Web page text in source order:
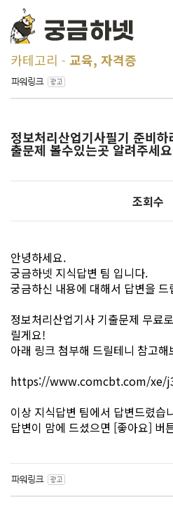
카테고리 교육, 자격증
정보처리산업기사필기 준비
출문제 볼수있는곳 알려주세
조회수
안녕하세요.
궁금하넷 지식답변 팀 입니다.
궁금하신 내용에 대해서 답변을 드
정보처리산업기사 기출문제 무료
릴게요!
아래 링크 첨부해 드릴테니 참고해
https://www.comcbt.com/xe/
이상 지식답변 팀에서 답변드렸습
답변이 맘에 드셨으면 [좋아요] 버